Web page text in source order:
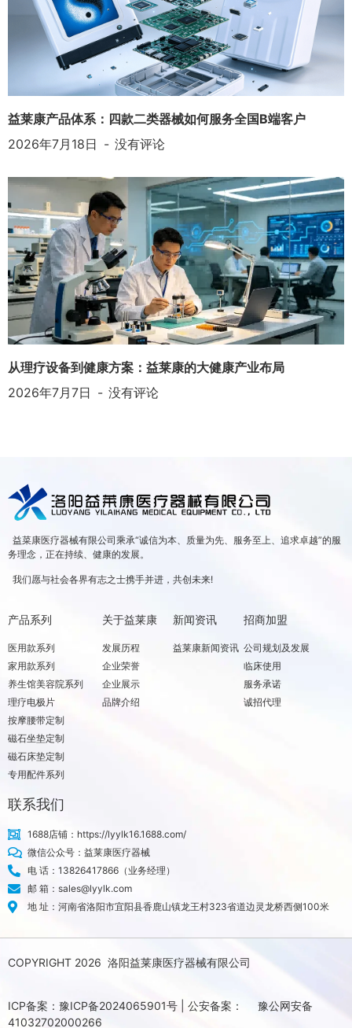
益莱康产品体系：四款二类器械如何服务全国B端客户
2026年7月18日
没有评论
从理疗设备到健康方案：益莱康的大健康产业布局
2026年7月7日
没有评论
益菜康医疗器械有限公司乘承“诚信为本、质量为先、服务至上、追求卓越”的服
务理念，正在持续、健康的发展。
我们愿与社会各界有志之士携手并进，共创未来!
产品系列
医用款系列
家用款系列
养生馆美容院系列
理疗电极片
按摩腰带定制
磁石坐垫定制
磁石床垫定制
专用配件系列
关于益莱康
发展历程
企业荣誉
企业展示
品牌介绍
新闻资讯
益莱康新闻资讯
招商加盟
公司规划及发展
临床使用
服务承诺
诚招代理
联系我们
1688店铺：https://lyylk16.1688.com/
微信公众号：益莱康医疗器械
电 话：13826417866（业务经理）
邮 箱：sales@lyylk.com
地 址：河南省洛阳市宜阳县香鹿山镇龙王村323省道边灵龙桥西侧100米
COPYRIGHT 2026 洛阳益莱康医疗器械有限公司
ICP备案： 豫ICP备2024065901号 | 公安备案：
豫公网安备
41032702000266